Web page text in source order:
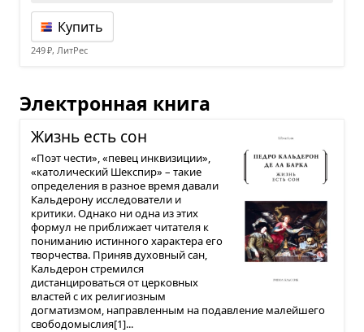
Купить
249 ₽, ЛитРес
Электронная книга
Жизнь есть сон
«Поэт чести», «певец инквизиции»,
«католический Шекспир» – такие
определения в разное время давали
Кальдерону исследователи и
критики. Однако ни одна из этих
формул не приближает читателя к
пониманию истинного характера его
творчества. Приняв духовный сан,
Кальдерон стремился
дистанцироваться от церковных
властей с их религиозным
догматизмом, направленным на подавление малейшего
свободомыслия[1]...